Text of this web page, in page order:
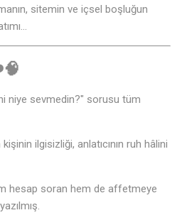
sitemin ve içsel boşluğun
niye sevmedin?" sorusu tüm
ilgisizliği, anlatıcının ruh hâlini
hesap soran hem de affetmeye